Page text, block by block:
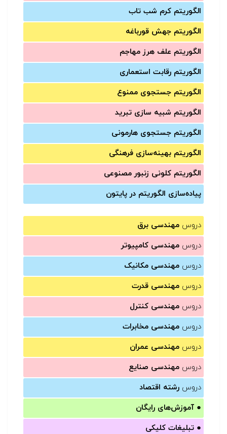
الگوریتم کرم شب تاب
الگوریتم جهش قورباغه
الگوریتم علف هرز مهاجم
الگوریتم رقابت استعماری
الگوریتم جستجوی ممنوع
الگوریتم شبیه سازی تبرید
الگوریتم جستجوی هارمونی
الگوریتم بهینه‌سازی فرهنگی
الگوریتم کلونی زنبور مصنوعی
پیاده‌سازی الگوریتم در پایتون
دروس مهندسی برق
دروس مهندسی کامپیوتر
دروس مهندسی مکانیک
دروس مهندسی قدرت
دروس مهندسی کنترل
دروس مهندسی مخابرات
دروس مهندسی عمران
دروس مهندسی صنایع
دروس رشته اقتصاد
● آموزش‌های رایگان
● تبلیغات کلیکی